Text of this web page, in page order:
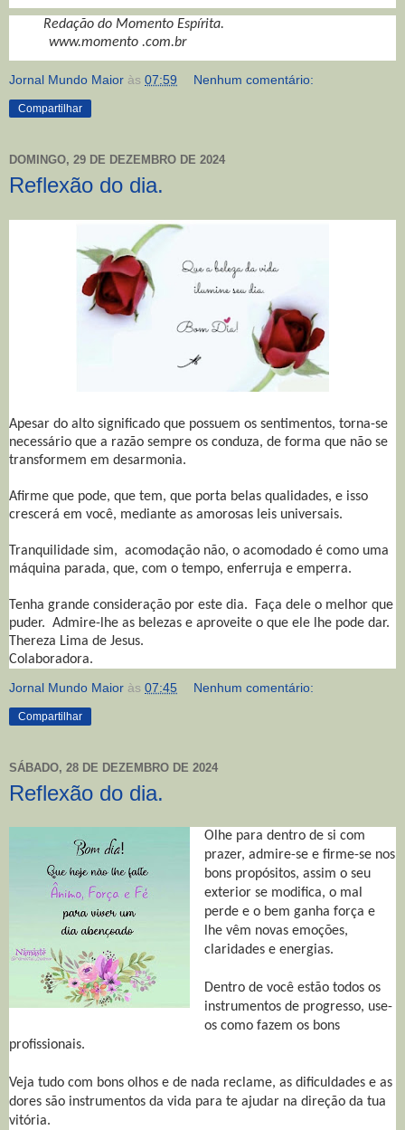
Redação do Momento Espírita.
www.momento .com.br
Jornal Mundo Maior às 07:59 Nenhum comentário:
Compartilhar
DOMINGO, 29 DE DEZEMBRO DE 2024
Reflexão do dia.
Apesar do alto significado que possuem os sentimentos, torna-se
necessário que a razão sempre os conduza, de forma que não se
transformem em desarmonia.
Afirme que pode, que tem, que porta belas qualidades, e isso
crescerá em você, mediante as amorosas leis universais.
Tranquilidade sim, acomodação não, o acomodado é como uma
máquina parada, que, com o tempo, enferruja e emperra.
Tenha grande consideração por este dia. Faça dele o melhor que
puder. Admire-lhe as belezas e aproveite o que ele lhe pode dar.
Thereza Lima de Jesus.
Colaboradora.
Jornal Mundo Maior às 07:45 Nenhum comentário:
Compartilhar
SÁBADO, 28 DE DEZEMBRO DE 2024
Reflexão do dia.
Olhe para dentro de si com
prazer, admire-se e firme-se nos
bons propósitos, assim o seu
exterior se modifica, o mal
perde e o bem ganha força e
lhe vêm novas emoções,
claridades e energias.
Dentro de você estão todos os
instrumentos de progresso, use-
os como fazem os bons
profissionais.
Veja tudo com bons olhos e de nada reclame, as dificuldades e as
dores são instrumentos da vida para te ajudar na direção da tua
vitória.